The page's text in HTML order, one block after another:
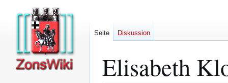
Elisabeth
Seite Diskussion